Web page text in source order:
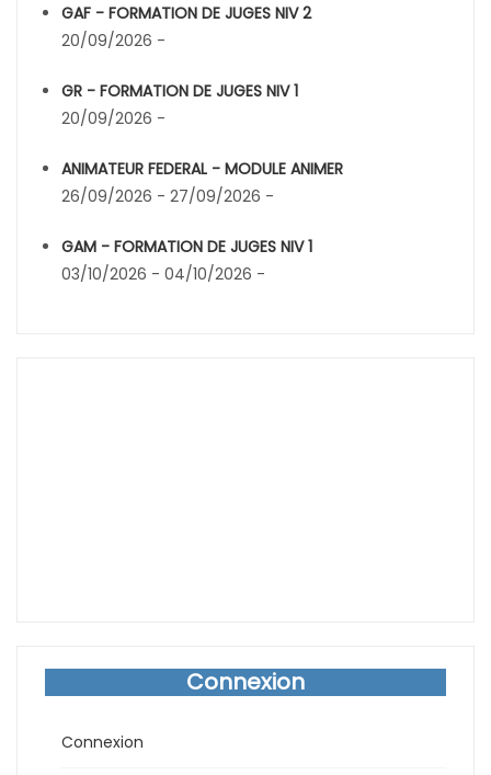
GAF - FORMATION DE JUGES NIV 2
20/09/2026 -
GR - FORMATION DE JUGES NIV 1
20/09/2026 -
ANIMATEUR FEDERAL - MODULE ANIMER
26/09/2026 - 27/09/2026 -
GAM - FORMATION DE JUGES NIV 1
03/10/2026 - 04/10/2026 -
Connexion
Connexion